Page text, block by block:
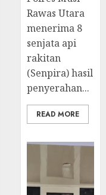
Rawas Utara
menerima 8
senjata api
rakitan
(Senpira) hasil
penyerahan...
READ MORE